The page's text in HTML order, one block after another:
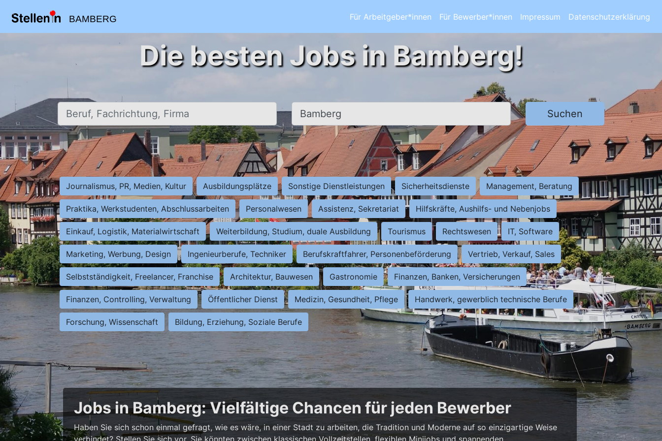
BAMBERG Für Arbeitgeber*innen Für Bewerber*innen Impressum Datenschutzerklärung
Die besten Jobs in Bamberg!
Beruf, Fachrichtung, Firma Ort, Stadt Suchen
Journalismus, PR, Medien, Kultur Ausbildungsplätze Sonstige Dienstleistungen Sicherheitsdienste Management, Beratung
Praktika, Werkstudenten, Abschlussarbeiten Personalwesen Assistenz, Sekretariat Hilfskräfte, Aushilfs- und Nebenjobs
Einkauf, Logistik, Materialwirtschaft Weiterbildung, Studium, duale Ausbildung Tourismus Rechtswesen IT, Software
Marketing, Werbung, Design Ingenieurberufe, Techniker Berufskraftfahrer, Personenbeförderung Vertrieb, Verkauf, Sales
Selbstständigkeit, Freelancer, Franchise Architektur, Bauwesen Gastronomie Finanzen, Banken, Versicherungen
Finanzen, Controlling, Verwaltung Öffentlicher Dienst Medizin, Gesundheit, Pflege Handwerk, gewerblich technische Berufe
Forschung, Wissenschaft Bildung, Erziehung, Soziale Berufe
Jobs in Bamberg: Vielfältige Chancen für jeden Bewerber
Haben Sie sich schon einmal gefragt, wie es wäre, in einer Stadt zu arbeiten, die Tradition und Moderne auf so einzigartige Weise